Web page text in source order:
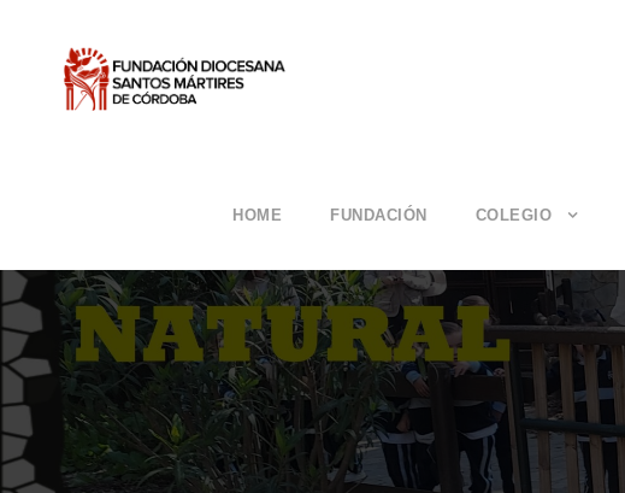
HOME FUNDACIÓN COLEGIO